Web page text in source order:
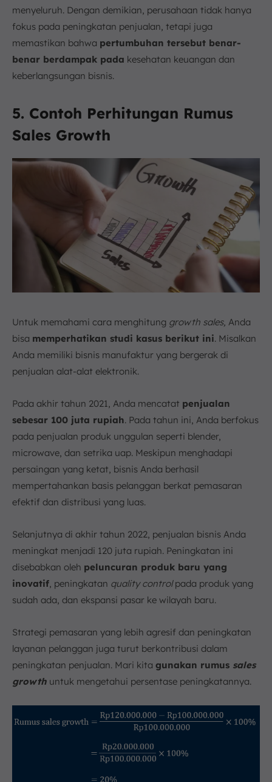
menyeluruh. Dengan demikian, perusahaan tidak hanya
fokus pada peningkatan penjualan, tetapi juga
memastikan bahwa pertumbuhan tersebut benar-
benar berdampak pada kesehatan keuangan dan
keberlangsungan bisnis.
5. Contoh Perhitungan Rumus
Sales Growth
Untuk memahami cara menghitung growth sales, Anda
bisa memperhatikan studi kasus berikut ini. Misalkan
Anda memiliki bisnis manufaktur yang bergerak di
penjualan alat-alat elektronik.
Pada akhir tahun 2021, Anda mencatat penjualan
sebesar 100 juta rupiah. Pada tahun ini, Anda berfokus
pada penjualan produk unggulan seperti blender,
microwave, dan setrika uap. Meskipun menghadapi
persaingan yang ketat, bisnis Anda berhasil
mempertahankan basis pelanggan berkat pemasaran
efektif dan distribusi yang luas.
Selanjutnya di akhir tahun 2022, penjualan bisnis Anda
meningkat menjadi 120 juta rupiah. Peningkatan ini
disebabkan oleh peluncuran produk baru yang
inovatif, peningkatan quality controlpada produk yang
sudah ada, dan ekspansi pasar ke wilayah baru.
Strategi pemasaran yang lebih agresif dan peningkatan
layanan pelanggan juga turut berkontribusi dalam
peningkatan penjualan. Mari kita gunakan rumus sales
growth untuk mengetahui persentase peningkatannya.